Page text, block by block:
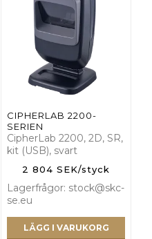
CIPHERLAB 2200-
SERIEN
CipherLab 2200, 2D, SR,
kit (USB), svart
2 804 SEK/styck
Lagerfrågor: stock@skc-
se.eu
LÄGG I VARUKORG